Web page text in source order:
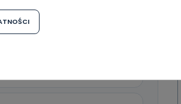
zgody?
nie jest wymogiem ustawowym lub